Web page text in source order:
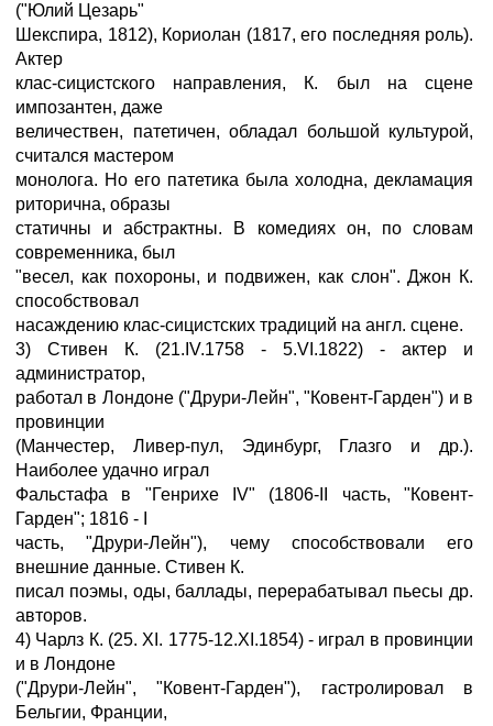
("Юлий Цезарь"
Шекспира, 1812), Кориолан (1817, его последняя роль).
Актер
клас-сицистского направления, К. был на сцене
импозантен, даже
величествен, патетичен, обладал большой культурой,
считался мастером
монолога. Но его патетика была холодна, декламация
риторична, образы
статичны и абстрактны. В комедиях он, по словам
современника, был
"весел, как похороны, и подвижен, как слон". Джон К.
способствовал
насаждению клас-сицистских традиций на англ. сцене.
3) Стивен К. (21.IV.1758 - 5.VI.1822) - актер и
администратор,
работал в Лондоне ("Друри-Лейн", "Ковент-Гарден") и в
провинции
(Манчестер, Ливер-пул, Эдинбург, Глазго и др.).
Наиболее удачно играл
Фальстафа в "Генрихе IV" (1806-II часть, "Ковент-
Гарден"; 1816 - I
часть, "Друри-Лейн"), чему способствовали его
внешние данные. Стивен К.
писал поэмы, оды, баллады, перерабатывал пьесы др.
авторов.
4) Чарлз К. (25. XI. 1775-12.XI.1854) - играл в провинции
и в Лондоне
("Друри-Лейн", "Ковент-Гарден"), гастролировал в
Бельгии, Франции,